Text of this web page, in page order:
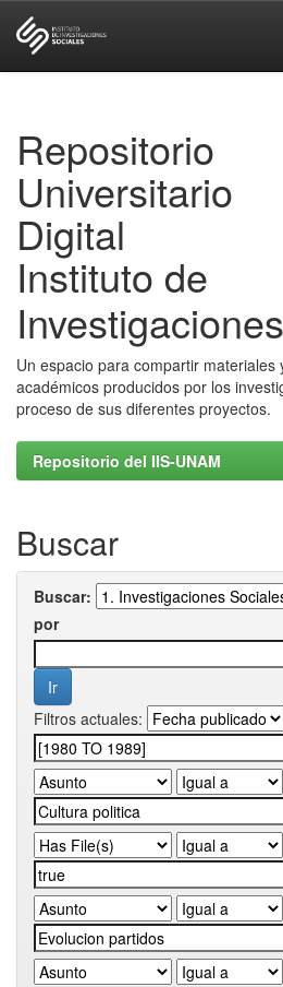
Repositorio
Universitario
Digital
Instituto de
Un espacio para compartir materiales
académicos producidos por los
proceso de sus diferentes proyectos.
Repositorio del IIS-UNAM
Buscar
Buscar:
por
Filtros actuales: